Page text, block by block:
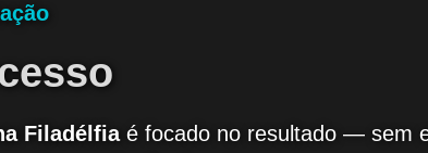
Filadélfiaé focado no resultado — sem